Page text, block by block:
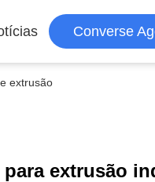
Converse
extrusão
extrusão